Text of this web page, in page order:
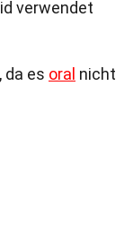
verwendet
da es oral nicht